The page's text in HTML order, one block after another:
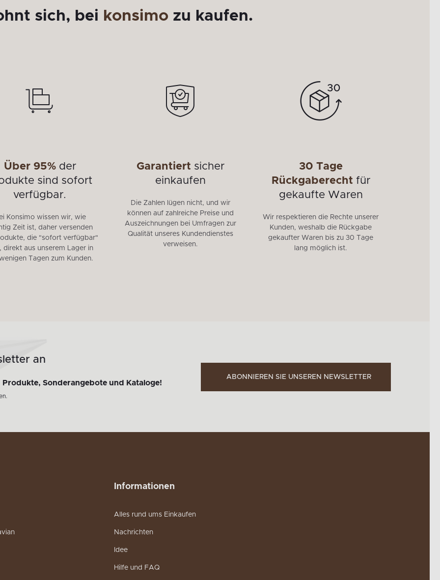
sich, bei konsimo zu kaufen.
Über 95%der
sind sofort
verfügbar.
Konsimo wissen wir, wie
Zeit ist, daher versenden
die "sofort verfügbar"
direkt aus unserem Lager in
Tagen zum Kunden.
Garantiert sicher
einkaufen
Die Zahlen lügen nicht, und wir
können auf zahlreiche Preise und
Auszeichnungen bei Umfragen zur
Qualität unseres Kundendienstes
verweisen.
30 Tage
Rückgaberecht für
gekaufte Waren
Wir respektieren die Rechte unserer
Kunden, weshalb die Rückgabe
gekaufter Waren bis zu 30 Tage
lang möglich ist.
an
Produkte, Sonderangebote und Kataloge!
ABONNIEREN SIE UNSEREN NEWSLETTER
Informationen
Alles rund ums Einkaufen
Nachrichten
Idee
Hilfe und FAQ